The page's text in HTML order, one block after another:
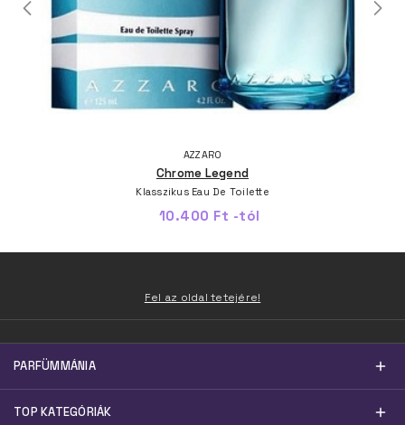
AZZARO
Chrome Legend
Klasszikus Eau De Toilette
10.400 Ft -tól
Fel az oldal tetejére!
PARFÜMMÁNIA
TOP KATEGÓRIÁK